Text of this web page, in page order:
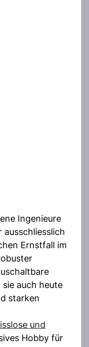
Ingenieure
ausschliesslich
Ernstfall im
auch heute
starken
und
Hobby für